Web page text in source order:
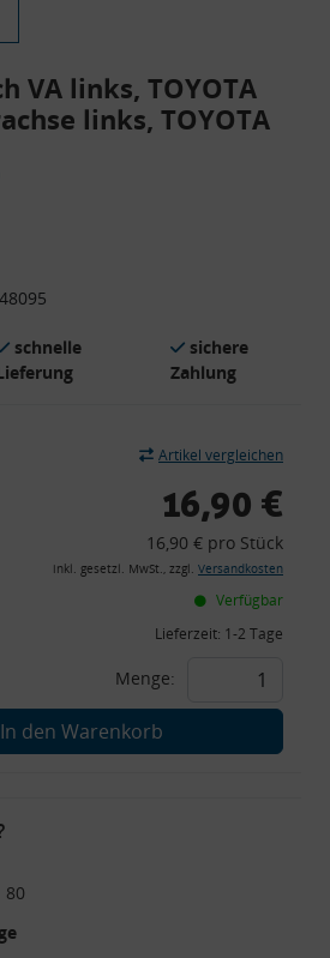
VA links, TOYOTA
links, TOYOTA
schnelle
sichere
Zahlung
Artikel vergleichen
16,90 €
16,90 € pro Stück
inkl. gesetzl. MwSt., zzgl. Versandkosten
Verfügbar
Lieferzeit: 1-2 Tage
Menge:
In den Warenkorb
80